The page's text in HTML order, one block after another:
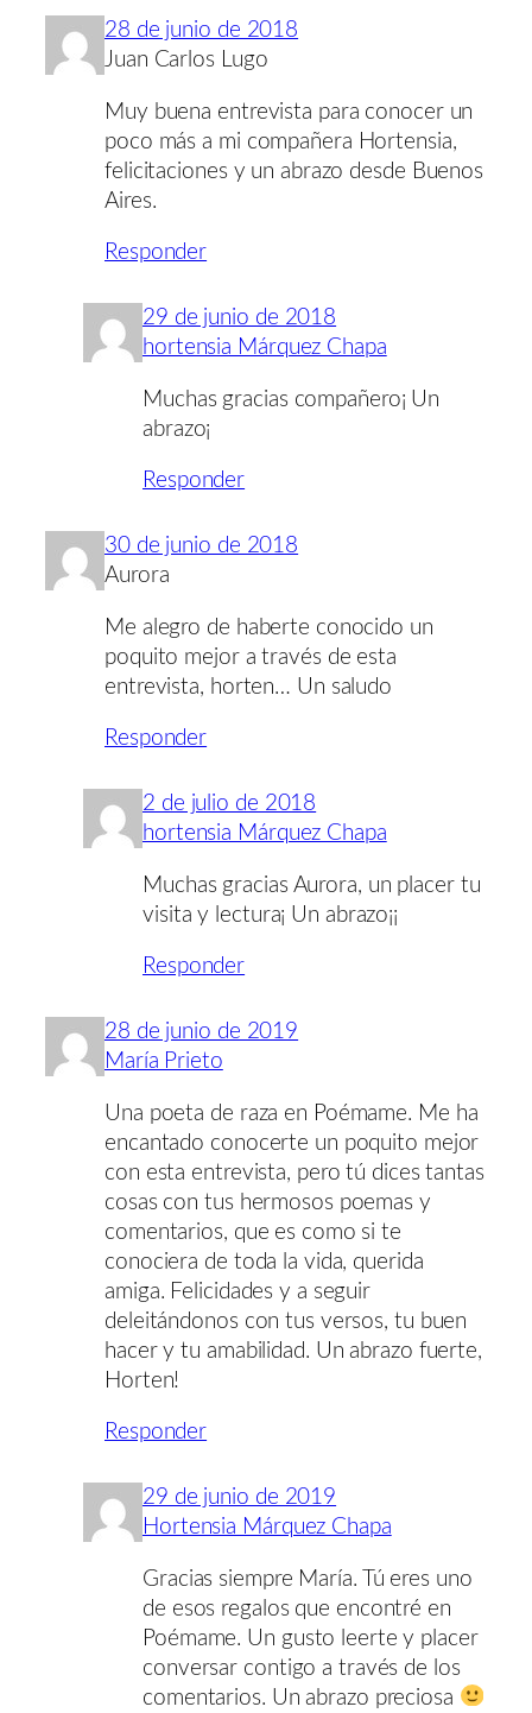
28 de junio de 2018
Juan Carlos Lugo
Muy buena entrevista para conocer un
poco más a mi compañera Hortensia,
felicitaciones y un abrazo desde Buenos
Aires.
Responder
29 de junio de 2018
hortensia Márquez Chapa
Muchas gracias compañero¡ Un
abrazo¡
Responder
30 de junio de 2018
Aurora
Me alegro de haberte conocido un
poquito mejor a través de esta
entrevista, horten… Un saludo
Responder
2 de julio de 2018
hortensia Márquez Chapa
Muchas gracias Aurora, un placer tu
visita y lectura¡ Un abrazo¡¡
Responder
28 de junio de 2019
María Prieto
Una poeta de raza en Poémame. Me ha
encantado conocerte un poquito mejor
con esta entrevista, pero tú dices tantas
cosas con tus hermosos poemas y
comentarios, que es como si te
conociera de toda la vida, querida
amiga. Felicidades y a seguir
deleitándonos con tus versos, tu buen
hacer y tu amabilidad. Un abrazo fuerte,
Horten!
Responder
29 de junio de 2019
Hortensia Márquez Chapa
Gracias siempre María. Tú eres uno
de esos regalos que encontré en
Poémame. Un gusto leerte y placer
conversar contigo a través de los
comentarios. Un abrazo preciosa